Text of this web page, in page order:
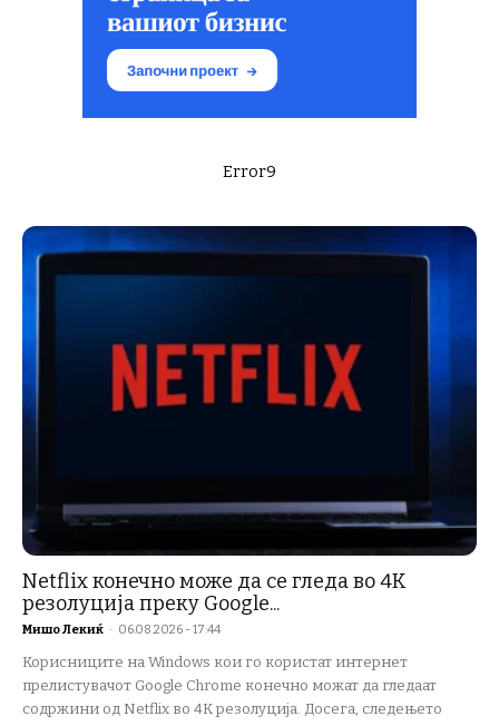
Error9
Netflix конечно може да се гледа во 4K
резолуција преку Google...
Мишо Лекиќ - 06.08.2026 - 17:44
Корисниците на Windows кои го користат интернет
прелистувачот Google Chrome конечно можат да гледаат
содржини од Netflix во 4K резолуција. Досега, следењето